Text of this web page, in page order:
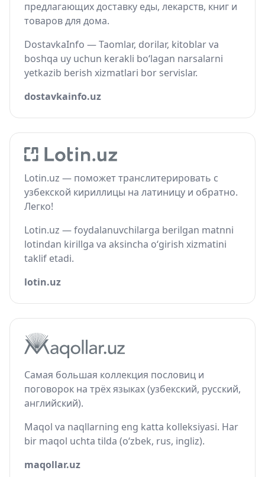
предлагающих доставку еды, лекарств, книг и
товаров для дома.
DostavkaInfo — Taomlar, dorilar, kitoblar va
boshqa uy uchun kerakli bo‘lagan narsalarni
yetkazib berish xizmatlari bor servislar.
dostavkainfo.uz
Lotin.uz — поможет транслитерировать с
узбекской кириллицы на латиницу и обратно.
Легко!
Lotin.uz — foydalanuvchilarga berilgan matnni
lotindan kirillga va aksincha o‘girish xizmatini
taklif etadi.
lotin.uz
Самая большая коллекция пословиц и
поговорок на трёх языках (узбекский, русский,
английский).
Maqol va naqllarning eng katta kolleksiyasi. Har
bir maqol uchta tilda (o‘zbek, rus, ingliz).
maqollar.uz